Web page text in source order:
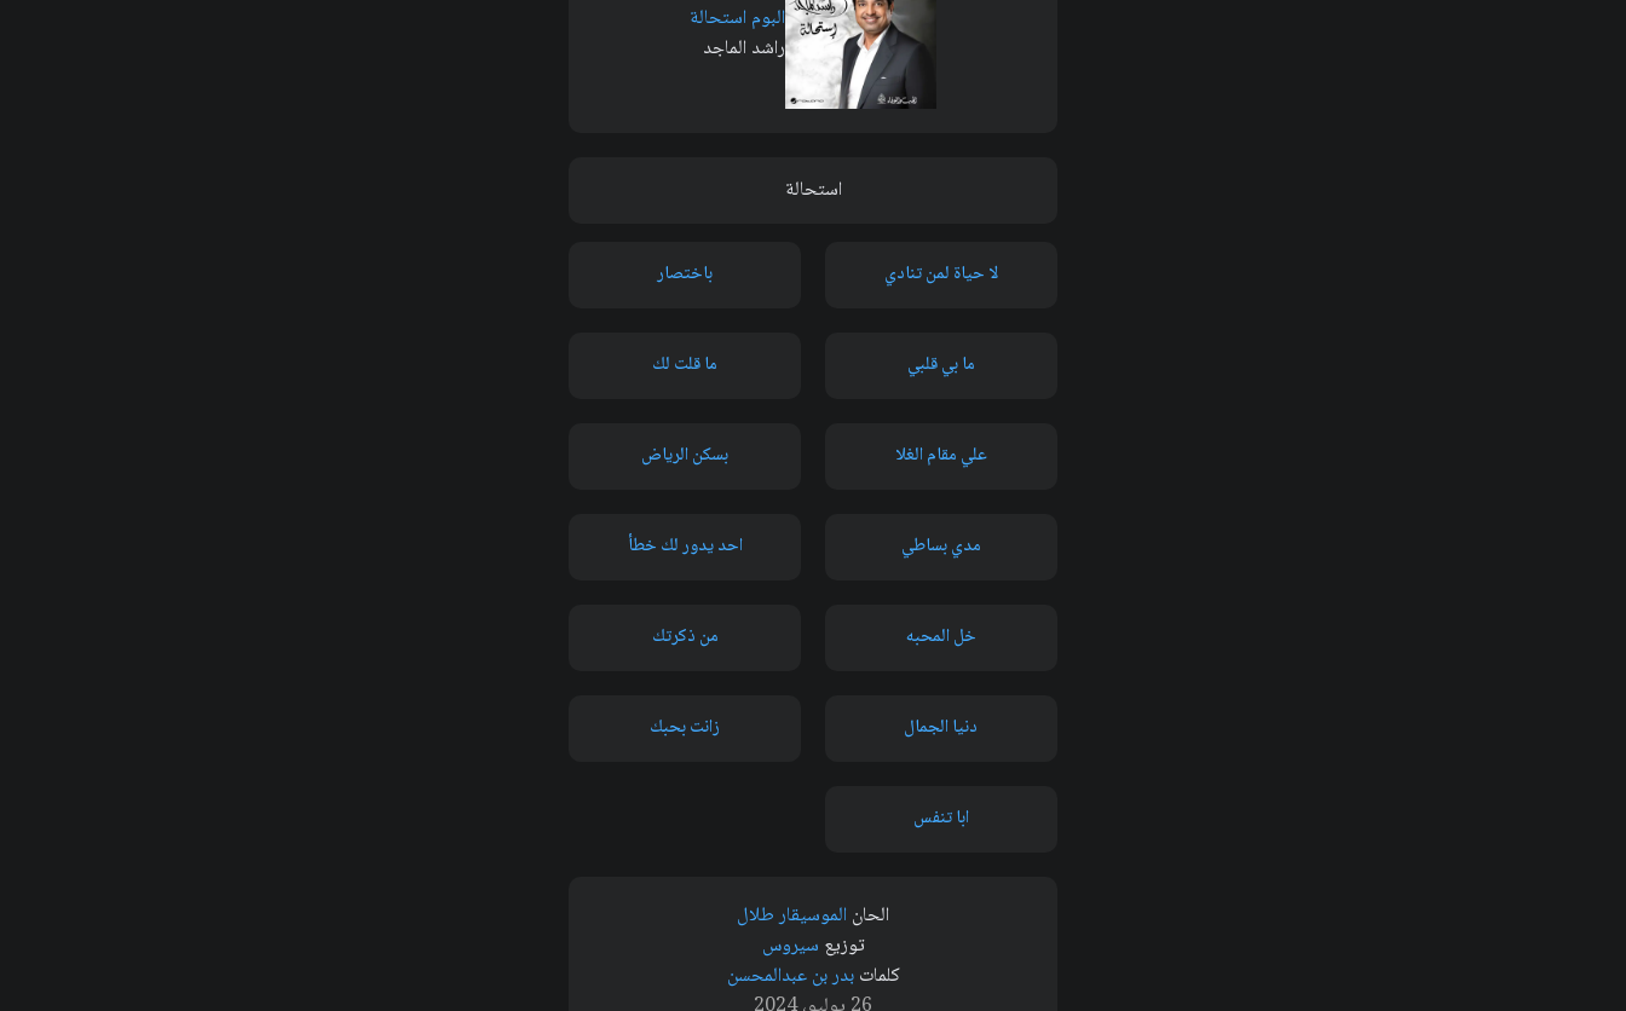
البوم استحالة
راشد الماجد
استحالة
لا حياة لمن تنادي باختصار
ما بي قلبي ما قلت لك
علي مقام الغلا بسكن الرياض
مدي بساطي احد يدور لك خطأ
خل المحبه من ذكرتك
دنيا الجمال زانت بحبك
ابا تنفس
الحان الموسيقار طلال
توزيع سيروس
كلماتبدر بن عبدالمحسن